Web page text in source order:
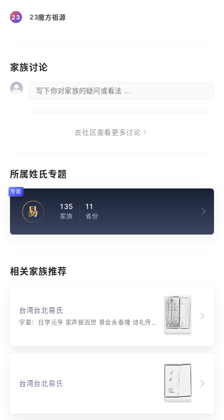
23 23魔方祖源
家族讨论
写下你对家族的疑问或看法 ...
去社区查看更多讨论
所属姓氏专题
易 135
家族
11
省份
专题
相关家族推荐
台湾台北易氏
字辈：日学元亨 家声振百世 景会永泰隆 诗礼传芳远 忠廉孝友多
台湾台北易氏